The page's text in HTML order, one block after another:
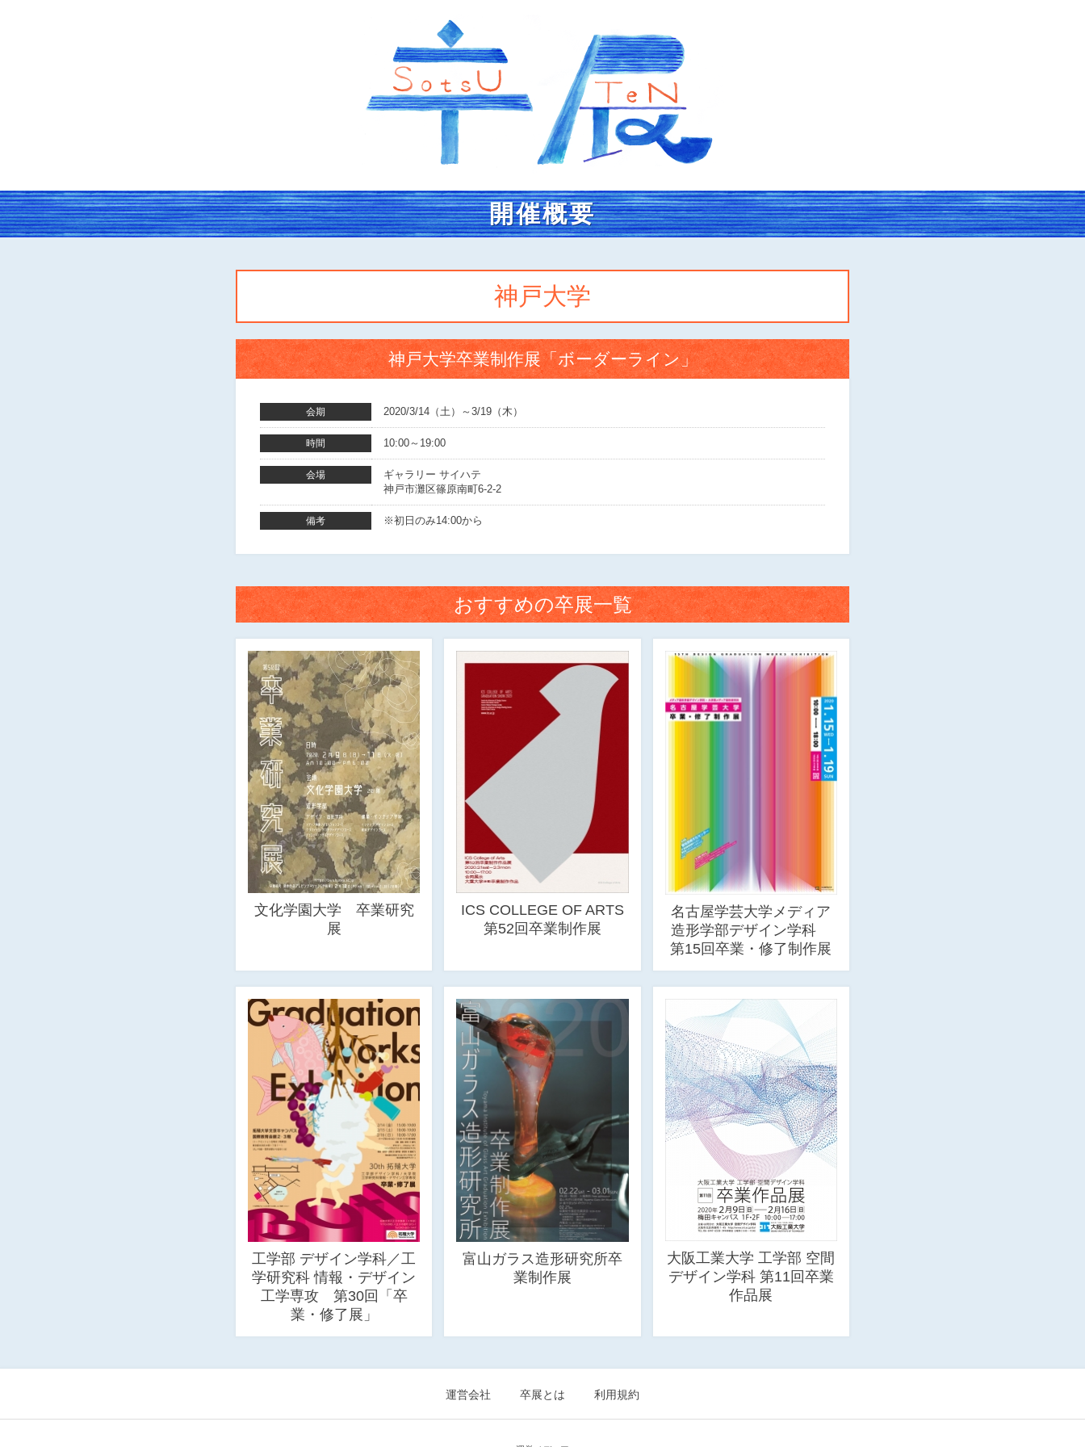
開催概要
神戸大学
神戸大学卒業制作展「ボーダーライン」
会期 2020/3/14（土）～3/19（木）
時間 10:00～19:00
会場
ギャラリー サイハテ
神戸市灘区篠原南町6-2-2
備考 ※初日のみ14:00から
おすすめの卒展一覧
文化学園大学 卒業研究
展
ICS COLLEGE OF ARTS
第52回卒業制作展
名古屋学芸大学メディア
造形学部デザイン学科
第15回卒業・修了制作展
工学部 デザイン学科／工
学研究科 情報・デザイン
工学専攻 第30回「卒
業・修了展」
富山ガラス造形研究所卒
業制作展
大阪工業大学 工学部 空間
デザイン学科 第11回卒業
作品展
運営会社 卒展とは 利用規約